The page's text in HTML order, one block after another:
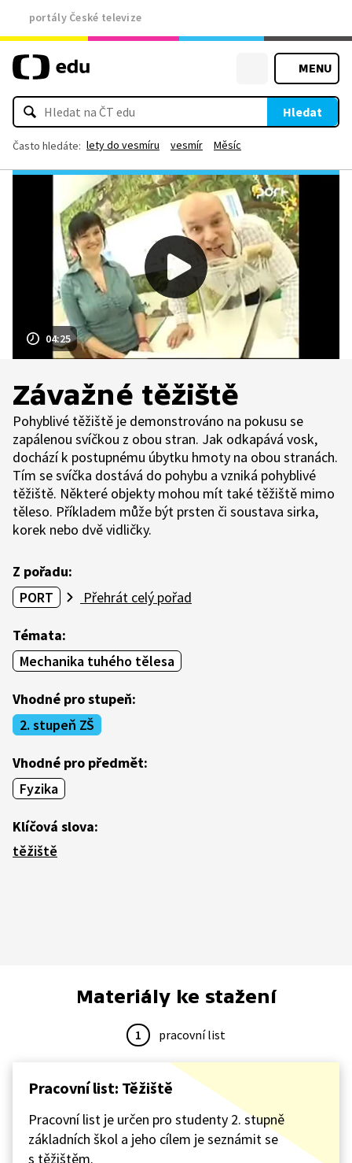
portály České televize
MENU
Hledat
Často hledáte: lety do vesmíru vesmír Měsíc
04:25
Závažné těžiště
Pohyblivé těžiště je demonstrováno na pokusu se
zapálenou svíčkou z obou stran. Jak odkapává vosk,
dochází k postupnému úbytku hmoty na obou stranách.
Tím se svíčka dostává do pohybu a vzniká pohyblivé
těžiště. Některé objekty mohou mít také těžiště mimo
těleso. Příkladem může být prsten či soustava sirka,
korek nebo dvě vidličky.
Z pořadu:
PORT
Přehrát celý pořad
Témata:
Mechanika tuhého tělesa
Vhodné pro stupeň:
2. stupeň ZŠ
Vhodné pro předmět:
Fyzika
Klíčová slova:
těžiště
Materiály ke stažení
1 pracovní list
Pracovní list: Těžiště
Pracovní list je určen pro studenty 2. stupně
základních škol a jeho cílem je seznámit se
s těžištěm.